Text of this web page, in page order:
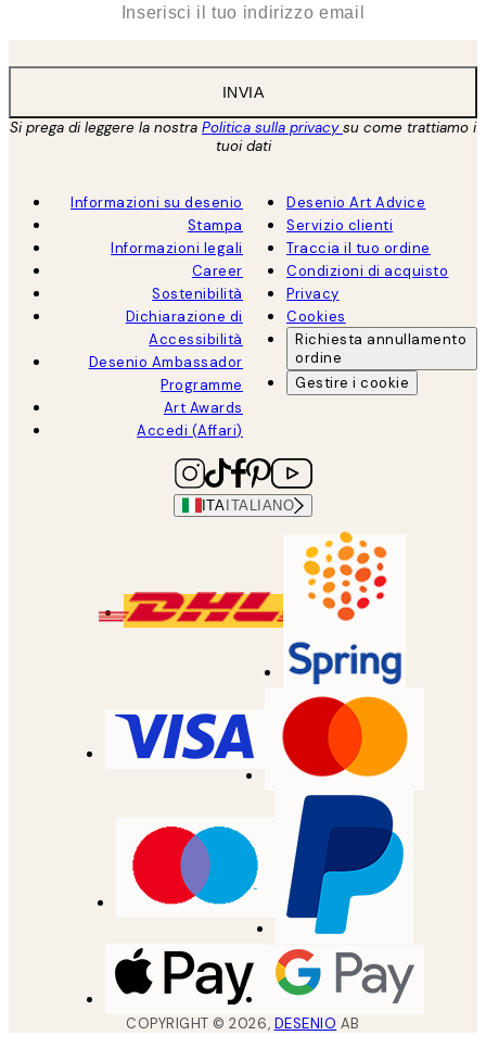
INVIA
Si prega di leggere la nostra Politica sulla privacysu come trattiamo i
tuoi dati
Informazioni su desenio
Stampa
Informazioni legali
Career
Sostenibilità
Dichiarazione di
Accessibilità
Desenio Ambassador
Programme
Art Awards
Accedi (Affari)
Desenio Art Advice
Servizio clienti
Traccia il tuo ordine
Condizioni di acquisto
Privacy
Cookies
Richiesta annullamento
ordine
Gestire i cookie
ITA ITALIANO
COPYRIGHT ©2026, DESENIO AB